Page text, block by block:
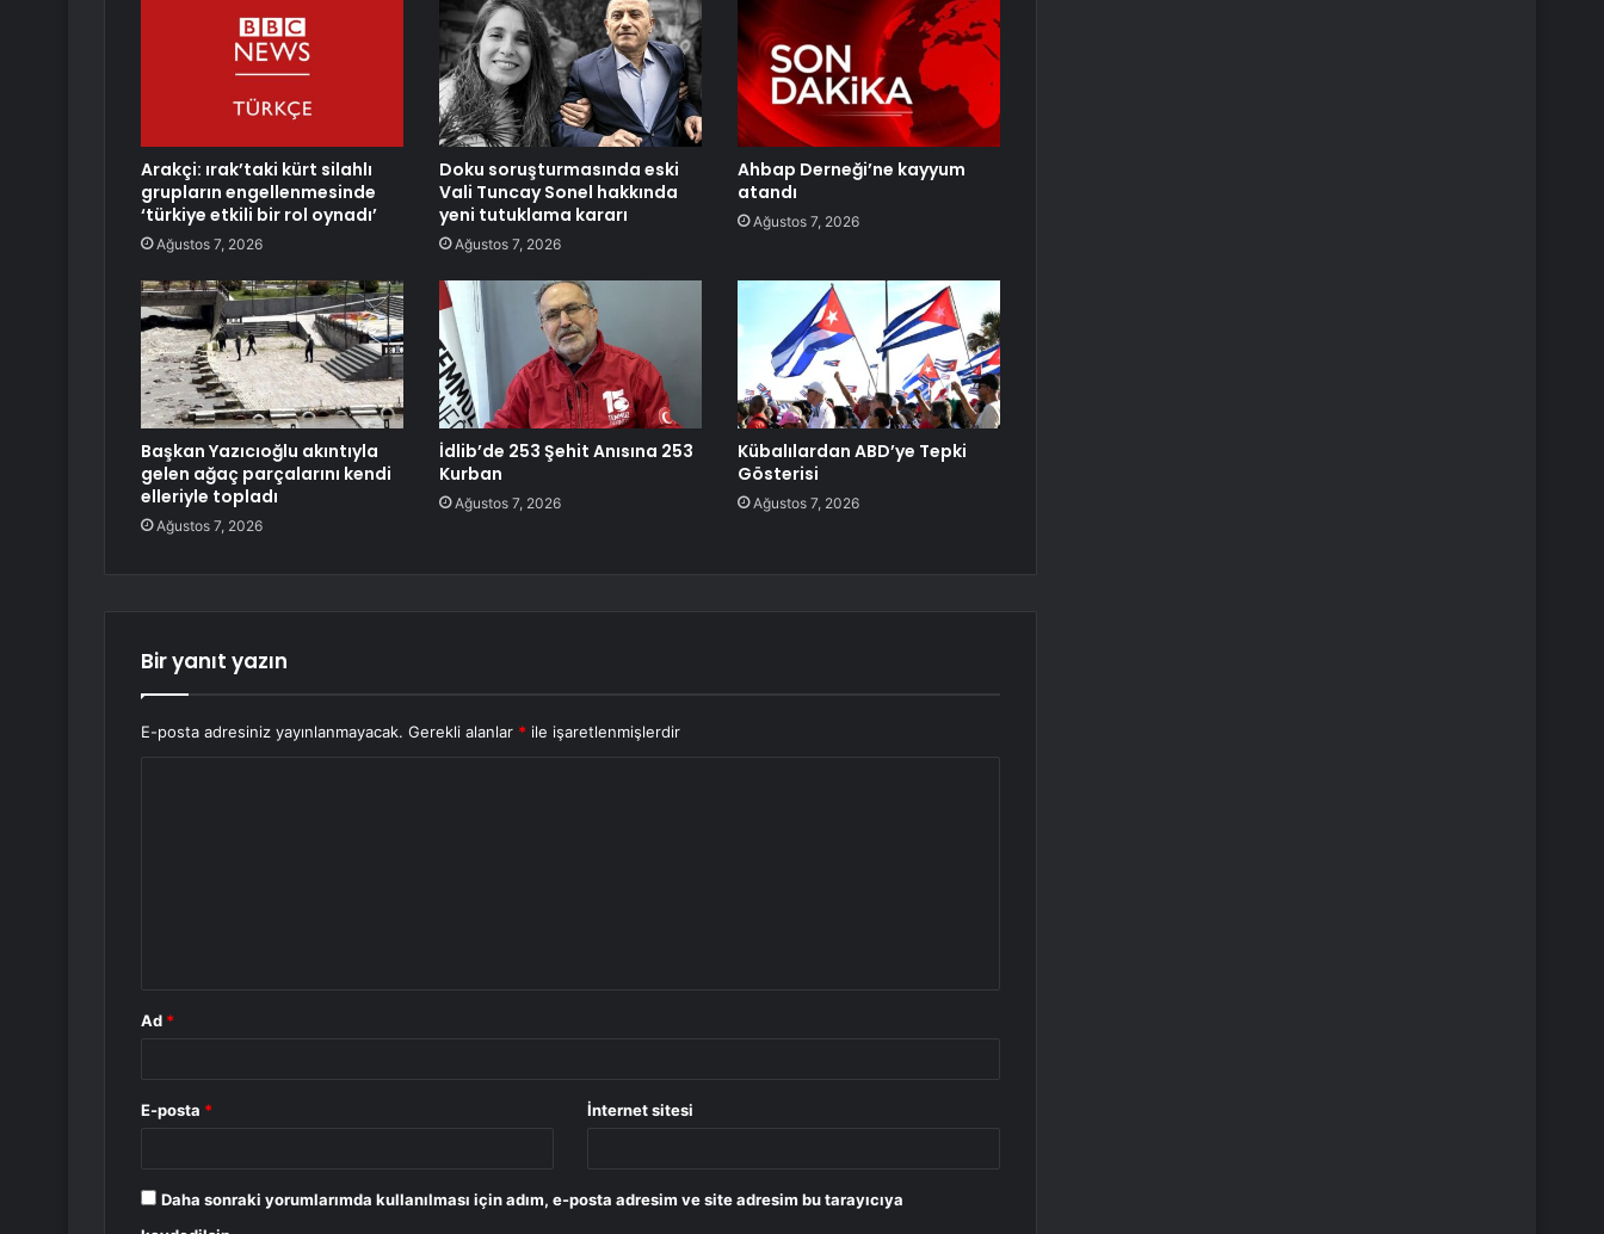
Arakçi: ırak’taki kürt silahlı
grupların engellenmesinde
‘türkiye etkili bir rol oynadı’
Ağustos 7, 2026
Doku soruşturmasında eski
Vali Tuncay Sonel hakkında
yeni tutuklama kararı
Ağustos 7, 2026
Ahbap Derneği’ne kayyum
atandı
Ağustos 7, 2026
Başkan Yazıcıoğlu akıntıyla
gelen ağaç parçalarını kendi
elleriyle topladı
Ağustos 7, 2026
İdlib’de 253 Şehit Anısına 253
Kurban
Ağustos 7, 2026
Kübalılardan ABD’ye Tepki
Gösterisi
Ağustos 7, 2026
Bir yanıt yazın
E-posta adresiniz yayınlanmayacak. Gerekli alanlar * ile işaretlenmişlerdir
Ad *
E-posta * İnternet sitesi
Daha sonraki yorumlarımda kullanılması için adım, e-posta adresim ve site adresim bu tarayıcıya